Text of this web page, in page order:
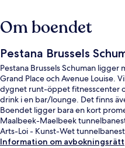
Om boendet
Pestana Brussels
Pestana Brussels Schuman ligger
Grand Place och Avenue Louise.
dygnet runt-öppet fitnesscenter
drink i en bar/lounge. Det finns
Boendet ligger bara en kort
Maalbeek-Maelbeek
Arts-Loi - Kunst-Wet
Information om avbokningsrätt